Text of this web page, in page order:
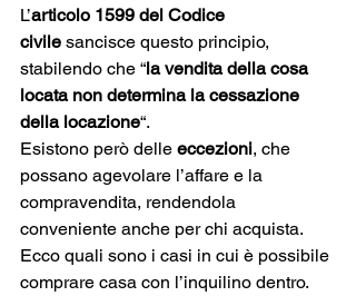
L’articolo 1599 del Codice
civile sancisce questo principio,
stabilendo che “la vendita della cosa
locata non determina la cessazione
della locazione“.
Esistono però delle eccezioni, che
possano agevolare l’affare e la
compravendita, rendendola
conveniente anche per chi acquista.
Ecco quali sono i casi in cui è possibile
comprare casa con l’inquilino dentro.